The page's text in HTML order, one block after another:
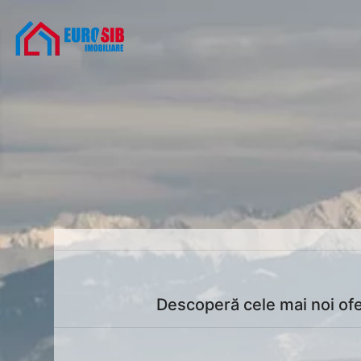
Descoperă cele mai noi